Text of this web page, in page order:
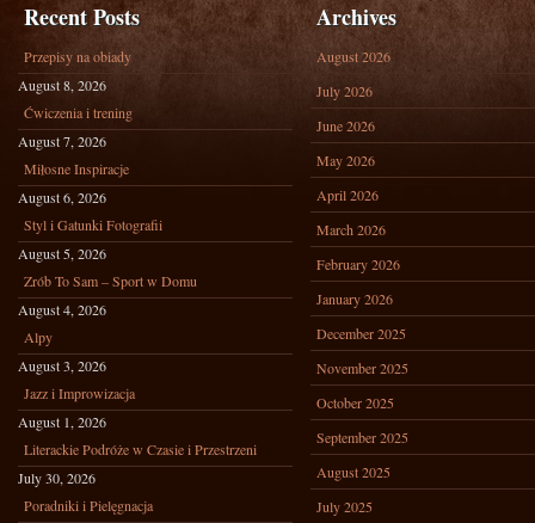
Recent Posts
Przepisy na obiady
August 8, 2026
Ćwiczenia i trening
August 7, 2026
Miłosne Inspiracje
August 6, 2026
Styl i Gatunki Fotografii
August 5, 2026
Zrób To Sam – Sport w Domu
August 4, 2026
Alpy
August 3, 2026
Jazz i Improwizacja
August 1, 2026
Literackie Podróże w Czasie i Przestrzeni
July 30, 2026
Poradniki i Pielęgnacja
Archives
August 2026
July 2026
June 2026
May 2026
April 2026
March 2026
February 2026
January 2026
December 2025
November 2025
October 2025
September 2025
August 2025
July 2025